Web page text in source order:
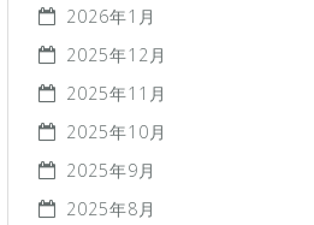
2026年1月
2025年12月
2025年11月
2025年10月
2025年9月
2025年8月